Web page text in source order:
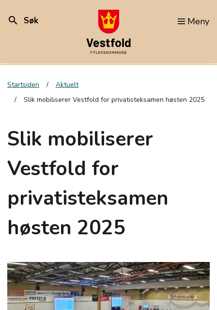
search Søk Meny
Startsiden
Aktuelt
Slik mobiliserer Vestfold for privatisteksamen høsten 2025
Slik mobiliserer
Vestfold for
privatisteksamen
høsten 2025